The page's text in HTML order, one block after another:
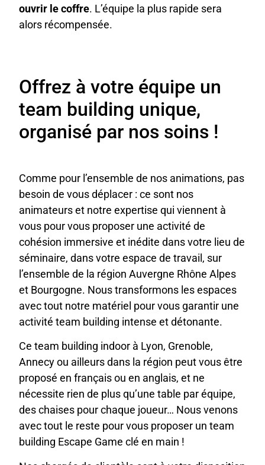
ouvrir le coffre. L’équipe la plus rapide sera
alors récompensée.
Offrez à votre équipe un
team building unique,
organisé par nos soins !
Comme pour l’ensemble de nos animations, pas
besoin de vous déplacer : ce sont nos
animateurs et notre expertise qui viennent à
vous pour vous proposer une activité de
cohésion immersive et inédite dans votre lieu de
séminaire, dans votre espace de travail, sur
l’ensemble de la région Auvergne Rhône Alpes
et Bourgogne. Nous transformons les espaces
avec tout notre matériel pour vous garantir une
activité team building intense et détonante.
Ce team building indoor à Lyon, Grenoble,
Annecy ou ailleurs dans la région peut vous être
proposé en français ou en anglais, et ne
nécessite rien de plus qu’une table par équipe,
des chaises pour chaque joueur… Nous venons
avec tout le reste pour vous proposer un team
building Escape Game clé en main !